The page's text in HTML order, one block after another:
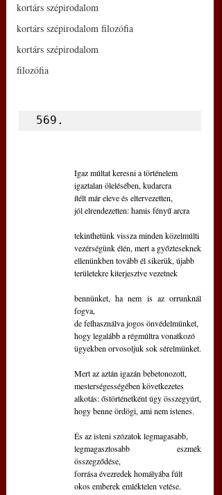
kortárs szépirodalom
kortárs szépirodalom filozófia
kortárs szépirodalom
filozófia
569.
Igaz múltat keresni a történelem
igaztalan ölelésében, kudarcra
ítélt már eleve és eltervezetten,
jól elrendezetten: hamis fényű arcra
tekinthetünk vissza minden közelmúlti
vezérségünk élén, mert a győzteseknek
ellenünkben tovább él sikerük, újabb
területekre kiterjesztve vezetnek
bennünket, ha nem is az orrunknál
fogva,
de felhasználva jogos önvédelmünket,
hogy legalább a régmúltra vonatkozó
ügyekben orvosoljuk sok sérelmünket.
Mert az aztán igazán bebetonozott,
mesterségességében következetes
hogy benne ördögi, ami nem istenes.
És az isteni szózatok legmagasabb,
legmagasztosabb eszmék
összegződése,
forrása évezredek homályába fúlt
okos emberek emléktelen vetése.